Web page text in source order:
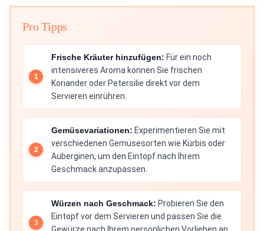
Pro Tipps
Frische Kräuter hinzufügen: Für ein noch
intensiveres Aroma können Sie frischen
Koriander oder Petersilie direkt vor dem
Servieren einrühren.
Gemüsevariationen: Experimentieren Sie mit
verschiedenen Gemüsesorten wie Kürbis oder
Auberginen, um den Eintopf nach Ihrem
Geschmack anzupassen.
Würzen nach Geschmack: Probieren Sie den
Eintopf vor dem Servieren und passen Sie die